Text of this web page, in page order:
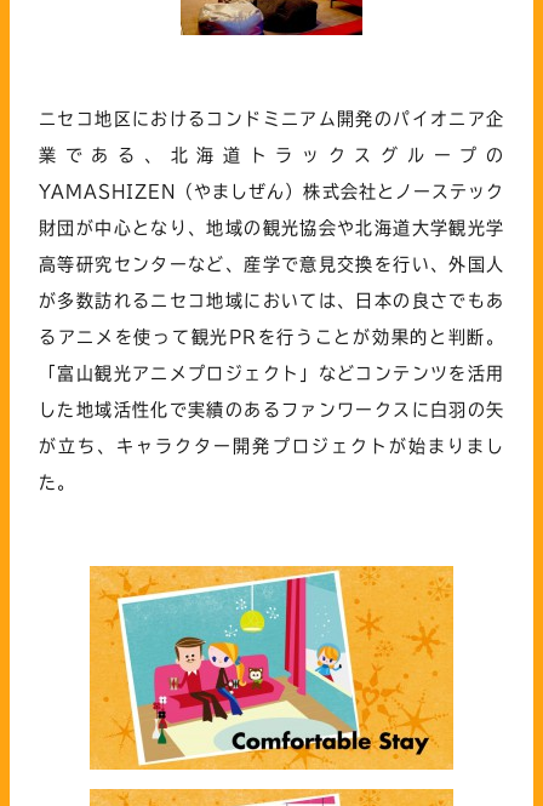
ニセコ地区におけるコンドミニアム開発のパイオニア企
業である、北海道トラックスグループの
YAMASHIZEN（やましぜん）株式会社とノーステック
財団が中心となり、地域の観光協会や北海道大学観光学
高等研究センターなど、産学で意見交換を行い、外国人
が多数訪れるニセコ地域においては、日本の良さでもあ
るアニメを使って観光PRを行うことが効果的と判断。
「富山観光アニメプロジェクト」などコンテンツを活用
した地域活性化で実績のあるファンワークスに白羽の矢
が立ち、キャラクター開発プロジェクトが始まりまし
た。